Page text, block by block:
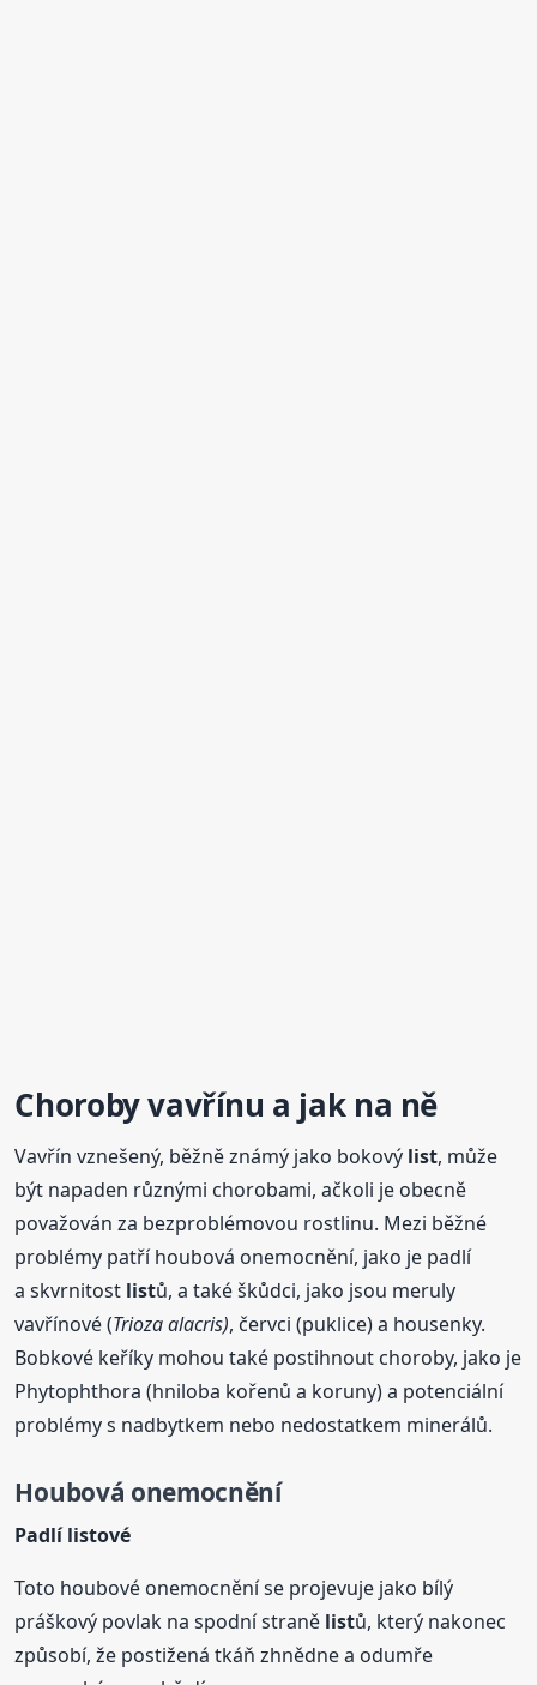
Choroby vavřínu a jak na ně
Vavřín vznešený, běžně známý jako bokový list, může
být napaden různými chorobami, ačkoli je obecně
považován za bezproblémovou rostlinu. Mezi běžné
problémy patří houbová onemocnění, jako je padlí
a skvrnitost listů, a také škůdci, jako jsou meruly
vavřínové (Trioza alacris), červci (puklice) a housenky.
Bobkové keříky mohou také postihnout choroby, jako je
Phytophthora (hniloba kořenů a koruny) a potenciální
problémy s nadbytkem nebo nedostatkem minerálů.
Houbová onemocnění
Padlílistové
Toto houbové onemocnění se projevuje jako bílý
práškový povlak na spodní straně listů, který nakonec
způsobí, že postižená tkáň zhnědne a odumře